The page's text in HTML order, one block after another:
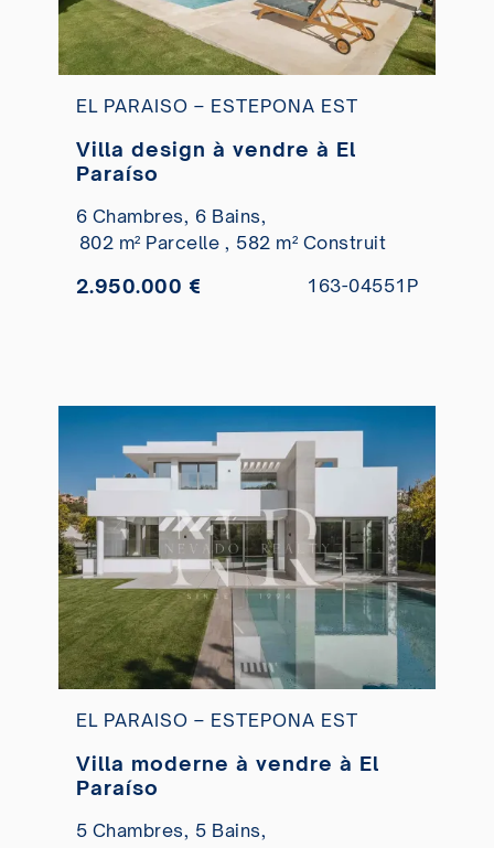
EL PARAISO – ESTEPONA EST
Villa design à vendre à El
Paraíso
6 Chambres, 6 Bains,
802 m² Parcelle , 582 m² Construit
2.950.000 € 163-04551P
EL PARAISO – ESTEPONA EST
Villa moderne à vendre à El
Paraíso
5 Chambres, 5 Bains,